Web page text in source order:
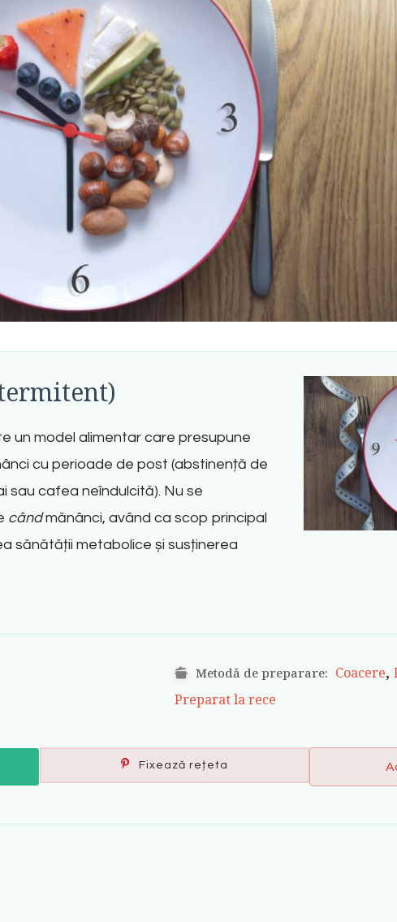
un model alimentar care presupune
cu perioade de post (abstinență de
sau cafea neîndulcită). Nu se
cândmănânci, având ca scop principal
sănătății metabolice și susținerea
Metodă de preparare: Coacere,
Preparat la rece
Fixează rețeta